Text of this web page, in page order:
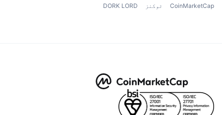
CoinMarketCap ٹوکنز DORK LORD